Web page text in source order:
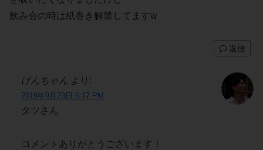
飲み会の時は紙巻き解禁してますw
返信
げんちゃん より:
2019年9月23日 6:17 PM
タツさん
コメントありがとうございます！